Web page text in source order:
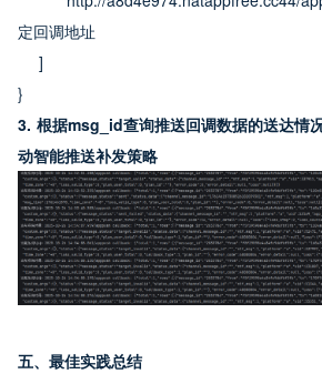
定回调地址
]
}
3. 根据msg_id查询推送回调数据的送达情
动智能推送补发策略
五、最佳实践总结